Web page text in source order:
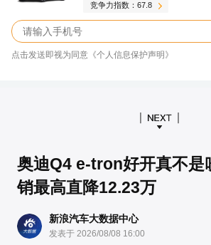
竞争力指数：67.8
点击发送即视为同意《个人信息保护声明》
奥迪Q4 e-tron好开真不是
销最高直降12.23万
新浪汽车大数据中心
发表于 2026/08/08 16:00